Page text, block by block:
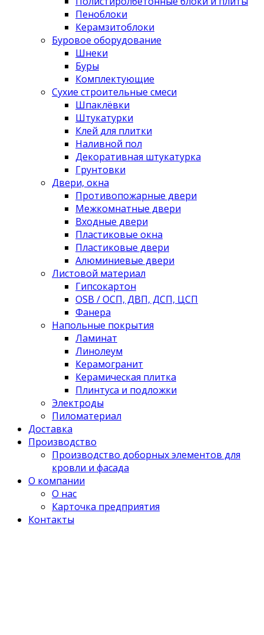
Пеноблоки
Керамзитоблоки
Буровое оборудование
Шнеки
Буры
Комплектующие
Сухие строительные смеси
Шпаклёвки
Штукатурки
Клей для плитки
Наливной пол
Декоративная штукатурка
Грунтовки
Двери, окна
Противопожарные двери
Межкомнатные двери
Входные двери
Пластиковые окна
Пластиковые двери
Алюминиевые двери
Листовой материал
Гипсокартон
OSB / ОСП, ДВП, ДСП, ЦСП
Фанера
Напольные покрытия
Ламинат
Линолеум
Керамогранит
Керамическая плитка
Плинтуса и подложки
Электроды
Пиломатериал
Доставка
Производство
Производство доборных элементов для
кровли и фасада
О компании
О нас
Карточка предприятия
Контакты